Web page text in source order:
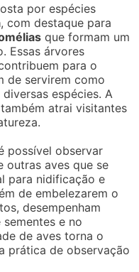
por espécies
, com destaque para
que formam um
Essas árvores
para o
de servirem como
espécies. A
também atrai visitantes
possível observar
outras aves que se
para nidificação e
de embelezarem o
desempenham
e no
de aves torna o
prática de observação